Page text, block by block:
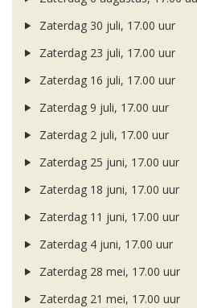
Zaterdag 30 juli, 17.00 uur
Zaterdag 23 juli, 17.00 uur
Zaterdag 16 juli, 17.00 uur
Zaterdag 9 juli, 17.00 uur
Zaterdag 2 juli, 17.00 uur
Zaterdag 25 juni, 17.00 uur
Zaterdag 18 juni, 17.00 uur
Zaterdag 11 juni, 17.00 uur
Zaterdag 4 juni, 17.00 uur
Zaterdag 28 mei, 17.00 uur
Zaterdag 21 mei, 17.00 uur